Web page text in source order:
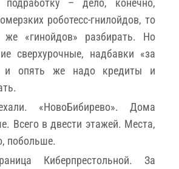
роботесс-гнилойдов, то
же «гинойдов» разбирать. Но
сверхурочные, надбавки «за
и опять же надо кредиты и
«НовоБибирево». Дома
Всего в двести этажей. Места,
побольше.
Киберпрестольной. За